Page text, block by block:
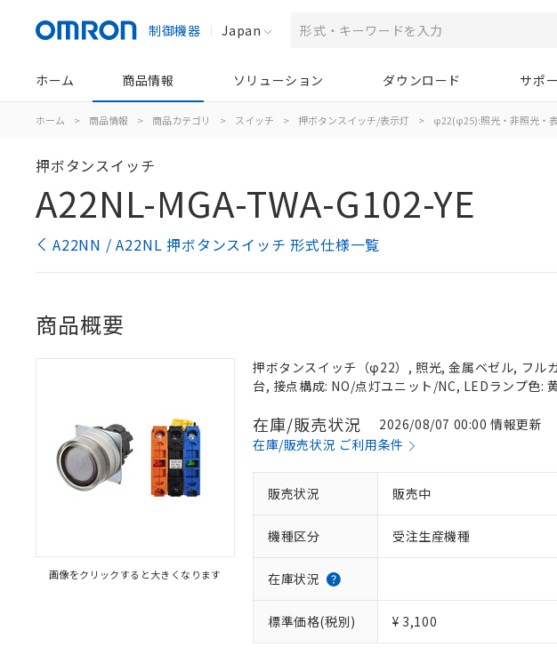
制御機器 Japan
ホーム 商品情報 ソリューション ダウンロード サポ
ホーム > 商品情報 > 商品カテゴリ > スイッチ > 押ボタンスイッチ/表示灯 > φ22(φ25):照光・非照光・
押ボタンスイッチ
A22NL-MGA-TWA-G102-YE
A22NN / A22NL 押ボタンスイッチ 形式仕様一覧
商品概要
画像をクリックすると大きくなります
押ボタンスイッチ（φ22）, 照光, 金属ベゼル, フル
台, 接点構成: NO/点灯ユニット/NC, LEDランプ色:
在庫/販売状況
2026/08/07 00:00 情報更新
在庫/販売状況 ご利用条件
販売状況 販売中
機種区分 受注生産機種
在庫状況
標準価格(税別) ¥ 3,100